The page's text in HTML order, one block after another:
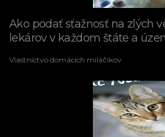
Ako podať sťažnosť na zlých
lekárov v každom štáte a
Vlastníctvo domácich miláčikov